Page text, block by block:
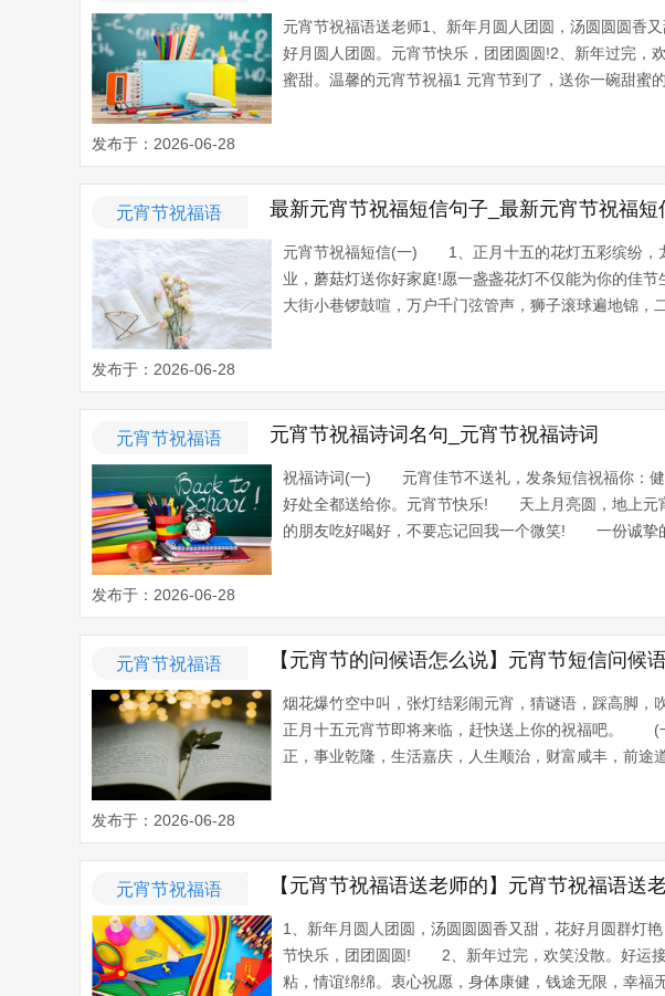
元宵节祝福语送老师1、新年月圆人团圆，汤圆圆圆香
好月圆人团圆。元宵节快乐，团团圆圆!2、新年过完，
蜜甜。温馨的元宵节祝福1 元宵节到了，送你一碗甜蜜
发布于：2026-06-28
元宵节祝福语 最新元宵节祝福短信句子_最新元宵节祝福短
元宵节祝福短信(一) 1、正月十五的花灯五彩缤纷，
业，蘑菇灯送你好家庭!愿一盏盏花灯不仅能为你的佳
大街小巷锣鼓喧，万户千门弦管声，狮子滚球遍地锦，
发布于：2026-06-28
元宵节祝福语 元宵节祝福诗词名句_元宵节祝福诗词
祝福诗词(一) 元宵佳节不送礼，发条短信祝福你：健
好处全都送给你。元宵节快乐! 天上月亮圆，地上元
的朋友吃好喝好，不要忘记回我一个微笑! 一份诚挚
发布于：2026-06-28
元宵节祝福语 【元宵节的问候语怎么说】元宵节短信问候
烟花爆竹空中叫，张灯结彩闹元宵，猜谜语，踩高脚，
正月十五元宵节即将来临，赶快送上你的祝福吧。
正，事业乾隆，生活嘉庆，人生顺治，财富咸丰，前途
发布于：2026-06-28
元宵节祝福语 【元宵节祝福语送老师的】元宵节祝福语送
1、新年月圆人团圆，汤圆圆圆香又甜，花好月圆群灯
节快乐，团团圆圆! 2、新年过完，欢笑没散。好运接
粘，情谊绵绵。衷心祝愿，身体康健，钱途无限，幸